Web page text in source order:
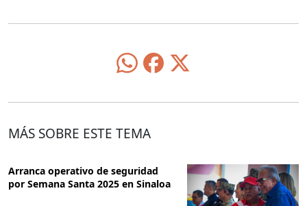
MÁS SOBRE ESTE TEMA
Arranca operativo de seguridad
por Semana Santa 2025 en Sinaloa